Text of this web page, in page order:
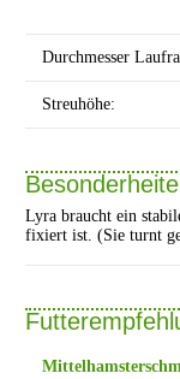
Durchmesser
Streuhöhe:
Lyra braucht ein
fixiert ist. (Sie turnt